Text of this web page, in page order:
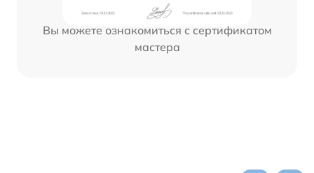
Вы можете ознакомиться с сертификатом
мастера